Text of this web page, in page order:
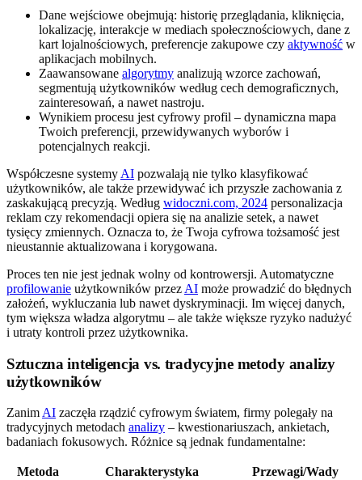
Dane wejściowe obejmują: historię przeglądania, kliknięcia,
lokalizację, interakcje w mediach społecznościowych, dane z
kart lojalnościowych, preferencje zakupowe czy aktywność w
aplikacjach mobilnych.
Zaawansowane algorytmy analizują wzorce zachowań,
segmentują użytkowników według cech demograficznych,
zainteresowań, a nawet nastroju.
Wynikiem procesu jest cyfrowy profil – dynamiczna mapa
Twoich preferencji, przewidywanych wyborów i
potencjalnych reakcji.
Współczesne systemy AI pozwalają nie tylko klasyfikować
użytkowników, ale także przewidywać ich przyszłe zachowania z
zaskakującą precyzją. Według widoczni.com, 2024 personalizacja
reklam czy rekomendacji opiera się na analizie setek, a nawet
tysięcy zmiennych. Oznacza to, że Twoja cyfrowa tożsamość jest
nieustannie aktualizowana i korygowana.
Proces ten nie jest jednak wolny od kontrowersji. Automatyczne
profilowanie użytkowników przez AI może prowadzić do błędnych
założeń, wykluczania lub nawet dyskryminacji. Im więcej danych,
tym większa władza algorytmu – ale także większe ryzyko nadużyć
i utraty kontroli przez użytkownika.
Sztuczna inteligencja vs. tradycyjne metody analizy
użytkowników
Zanim AI zaczęła rządzić cyfrowym światem, firmy polegały na
tradycyjnych metodach analizy – kwestionariuszach, ankietach,
badaniach fokusowych. Różnice są jednak fundamentalne:
Metoda Charakterystyka
Przewagi/Wady